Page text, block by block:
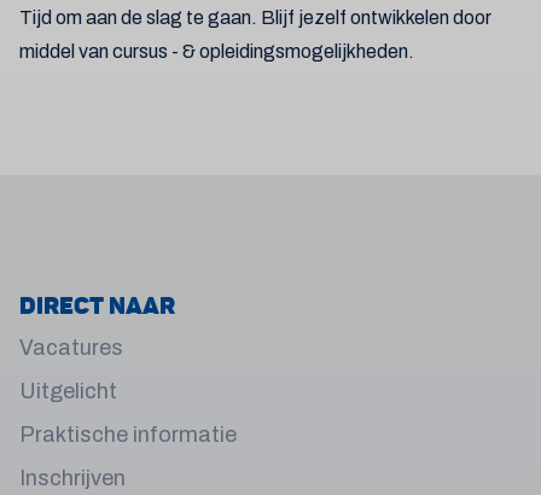
Tijd om aan de slag te gaan. Blijf jezelf ontwikkelen door
middel van cursus - & opleidingsmogelijkheden.
Direct naar
Vacatures
Uitgelicht
Praktische informatie
Inschrijven